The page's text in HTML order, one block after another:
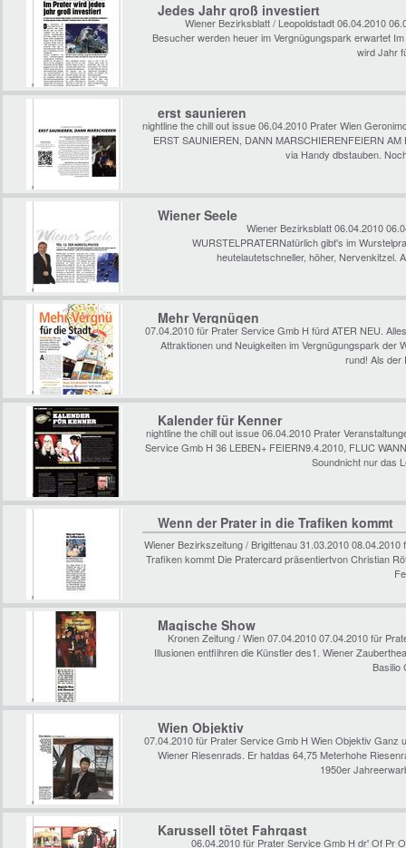
Jedes Jahr groß investiert
Wiener Bezirksblatt / Leopoldstadt 06.04.2010
Besucher werden heuer im Vergnügungspark erwartet
wird Jahr
erst saunieren
nightline the chill out issue 06.04.2010 Prater Wien
ERST SAUNIEREN, DANN MARSCHIERENFEIERN
via Handy dbstauben.
Wiener Seele
Wiener Bezirksblatt 06.04.2010
WURSTELPRATERNatürlich gibt's im
heutelautetschneller, höher,
Mehr Vergnügen
07.04.2010 für Prater Service Gmb H fürd ATER NEU.
Attraktionen und Neuigkeiten im Vergnügungspark der
rund! Als
Kalender für Kenner
nightline the chill out issue 06.04.2010 Prater
Service Gmb H 36 LEBEN+ FEIERN9.4.2010, FLUC
Soundnicht nur das
Wenn der Prater in die Trafiken kommt
Wiener Bezirkszeitung / Brigittenau 31.03.2010
Trafiken kommt Die Pratercard präsentiertvon Christian
Magische Show
Kronen Zeitung / Wien 07.04.2010 07.04.2010 für
Illusionen entfiihren die Künstler des1. Wiener
Wien Objektiv
07.04.2010 für Prater Service Gmb H Wien Objektiv
Wiener Riesenrads. Er hatdas 64,75 Meterhohe
1950er
Karussell tötet Fahrgast
06.04.2010 für Prater Service Gmb H dr' Of Pr